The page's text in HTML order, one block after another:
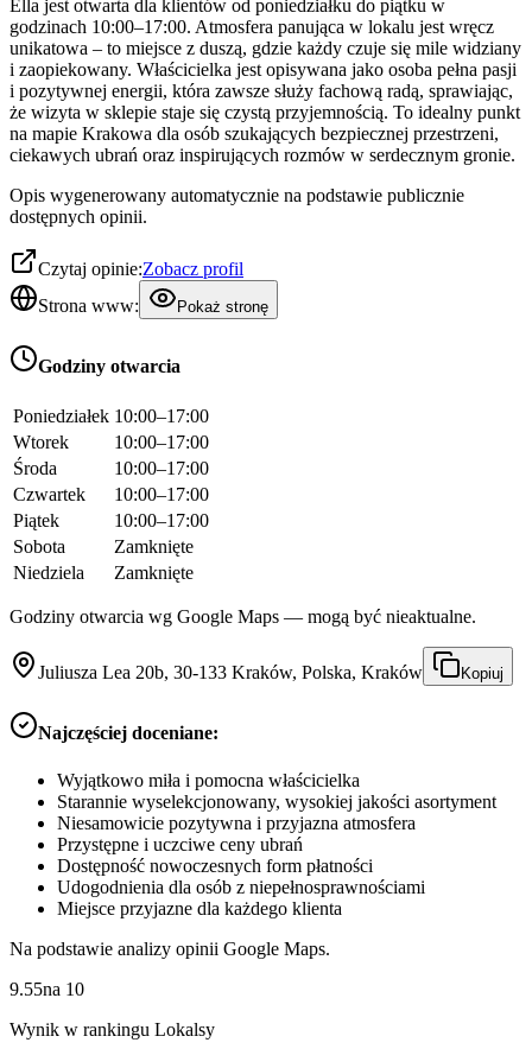
Ella jest otwarta dla klientów od poniedziałku do piątku w
godzinach 10:00–17:00. Atmosfera panująca w lokalu jest wręcz
unikatowa – to miejsce z duszą, gdzie każdy czuje się mile widziany
i zaopiekowany. Właścicielka jest opisywana jako osoba pełna pasji
i pozytywnej energii, która zawsze służy fachową radą, sprawiając,
że wizyta w sklepie staje się czystą przyjemnością. To idealny punkt
na mapie Krakowa dla osób szukających bezpiecznej przestrzeni,
ciekawych ubrań oraz inspirujących rozmów w serdecznym gronie.
Opis wygenerowany automatycznie na podstawie publicznie
dostępnych opinii.
Czytaj opinie:Zobacz profil
Strona www:
Pokaż stronę
Godziny otwarcia
Poniedziałek 10:00–17:00
Wtorek
10:00–17:00
Środa
10:00–17:00
Czwartek
10:00–17:00
Piątek
10:00–17:00
Sobota
Zamknięte
Niedziela
Zamknięte
Godziny otwarcia wg Google Maps — mogą być nieaktualne.
Juliusza Lea 20b, 30-133 Kraków, Polska, Kraków Kopiuj
Najczęściej doceniane:
Wyjątkowo miła i pomocna właścicielka
Starannie wyselekcjonowany, wysokiej jakości asortyment
Niesamowicie pozytywna i przyjazna atmosfera
Przystępne i uczciwe ceny ubrań
Dostępność nowoczesnych form płatności
Udogodnienia dla osób z niepełnosprawnościami
Miejsce przyjazne dla każdego klienta
Na podstawie analizy opinii Google Maps.
9.55na 10
Wynik w rankingu Lokalsy